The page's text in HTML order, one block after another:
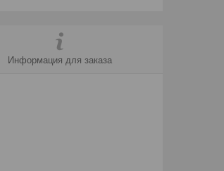
Информация для заказа